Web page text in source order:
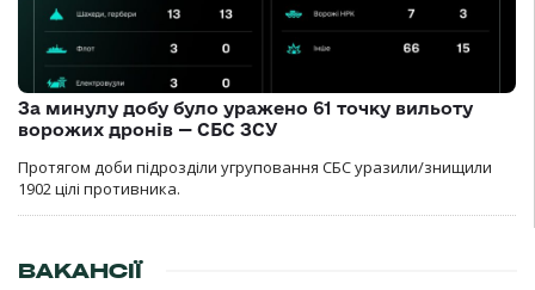
За минулу добу було уражено 61 точку вильоту
ворожих дронів — СБС ЗСУ
Протягом доби підрозділи угруповання СБС уразили/знищили
1902 цілі противника.
ВАКАНСІЇ